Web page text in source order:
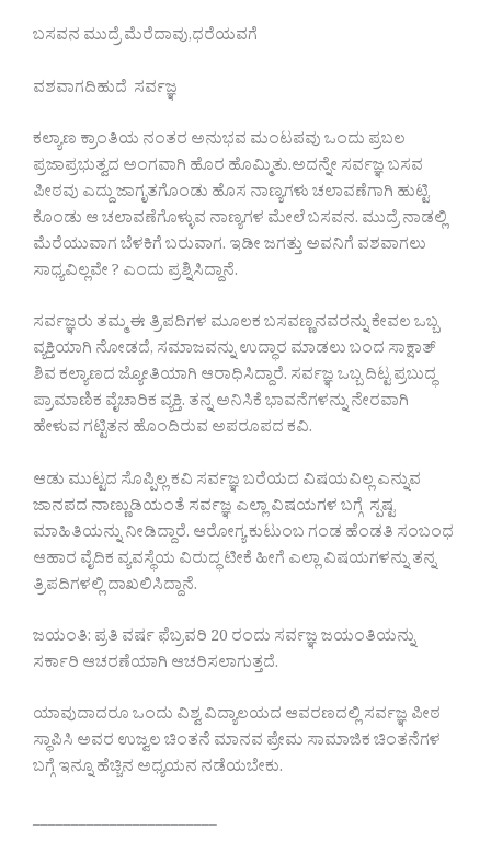
ಬಸವನ ಮುದ್ರೆ ಮೆರೆದಾವು,ಧರೆಯವಗೆ
ವಶವಾಗದಿಹುದೆ ಸರ್ವಜ್ಞ
ಕಲ್ಯಾಣ ಕ್ರಾಂತಿಯ ನಂತರ ಅನುಭವ ಮಂಟಪವು ಒಂದು ಪ್ರಬಲ
ಪ್ರಜಾಪ್ರಭುತ್ವದ ಅಂಗವಾಗಿ ಹೊರ ಹೊಮ್ಮಿತು.ಅದನ್ನೇ ಸರ್ವಜ್ಞ ಬಸವ
ಪೀಠವು ಎದ್ದು ಜಾಗೃತಗೊಂಡು ಹೊಸ ನಾಣ್ಯಗಳು ಚಲಾವಣೆಗಾಗಿ ಹುಟ್ಟಿ
ಕೊಂಡು ಆ ಚಲಾವಣೆಗೊಳ್ಳುವ ನಾಣ್ಯಗಳ ಮೇಲೆ ಬಸವನ. ಮುದ್ರೆ ನಾಡಲ್ಲಿ
ಮೆರೆಯುವಾಗ ಬೆಳಕಿಗೆ ಬರುವಾಗ. ಇಡೀ ಜಗತ್ತು ಅವನಿಗೆ ವಶವಾಗಲು
ಸಾಧ್ಯವಿಲ್ಲವೇ ? ಎಂದು ಪ್ರಶ್ನಿಸಿದ್ದಾನೆ.
ಸರ್ವಜ್ಞರು ತಮ್ಮ ಈ ತ್ರಿಪದಿಗಳ ಮೂಲಕ ಬಸವಣ್ಣನವರನ್ನು ಕೇವಲ ಒಬ್ಬ
ವ್ಯಕ್ತಿಯಾಗಿ ನೋಡದೆ, ಸಮಾಜವನ್ನು ಉದ್ಧಾರ ಮಾಡಲು ಬಂದ ಸಾಕ್ಷಾತ್
ಶಿವ ಕಲ್ಯಾಣದ ಜ್ಯೋತಿಯಾಗಿ ಆರಾಧಿಸಿದ್ದಾರೆ. ಸರ್ವಜ್ಞ ಒಬ್ಬ ದಿಟ್ಟ ಪ್ರಬುದ್ಧ
ಪ್ರಾಮಾಣಿಕ ವೈಚಾರಿಕ ವ್ಯಕ್ತಿ. ತನ್ನ ಅನಿಸಿಕೆ ಭಾವನೆಗಳನ್ನು ನೇರವಾಗಿ
ಹೇಳುವ ಗಟ್ಟಿತನ ಹೊಂದಿರುವ ಅಪರೂಪದ ಕವಿ.
ಆಡು ಮುಟ್ಟದ ಸೊಪ್ಪಿಲ್ಲ ಕವಿ ಸರ್ವಜ್ಞ ಬರೆಯದ ವಿಷಯವಿಲ್ಲ ಎನ್ನುವ
ಜಾನಪದ ನಾಣ್ಣುಡಿಯಂತೆ ಸರ್ವಜ್ಞ ಎಲ್ಲಾ ವಿಷಯಗಳ ಬಗ್ಗೆ ಸ್ಪಷ್ಟ
ಮಾಹಿತಿಯನ್ನು ನೀಡಿದ್ದಾರೆ. ಆರೋಗ್ಯ ಕುಟುಂಬ ಗಂಡ ಹೆಂಡತಿ ಸಂಬಂಧ
ಆಹಾರ ವೈದಿಕ ವ್ಯವಸ್ಥೆಯ ವಿರುದ್ಧ ಟೀಕೆ ಹೀಗೆ ಎಲ್ಲಾ ವಿಷಯಗಳನ್ನು ತನ್ನ
ತ್ರಿಪದಿಗಳಲ್ಲಿ ದಾಖಲಿಸಿದ್ದಾನೆ.
ಜಯಂತಿ: ಪ್ರತಿ ವರ್ಷ ಫೆಬ್ರವರಿ 20 ರಂದು ಸರ್ವಜ್ಞ ಜಯಂತಿಯನ್ನು
ಸರ್ಕಾರಿ ಆಚರಣೆಯಾಗಿ ಆಚರಿಸಲಾಗುತ್ತದೆ.
ಯಾವುದಾದರೂ ಒಂದು ವಿಶ್ವ ವಿದ್ಯಾಲಯದ ಆವರಣದಲ್ಲಿ ಸರ್ವಜ್ಞ ಪೀಠ
ಸ್ಥಾಪಿಸಿ ಅವರ ಉಜ್ವಲ ಚಿಂತನೆ ಮಾನವ ಪ್ರೇಮ ಸಾಮಾಜಿಕ ಚಿಂತನೆಗಳ
ಬಗ್ಗೆ ಇನ್ನೂ ಹೆಚ್ಚಿನ ಅಧ್ಯಯನ ನಡೆಯಬೇಕು.
________________________